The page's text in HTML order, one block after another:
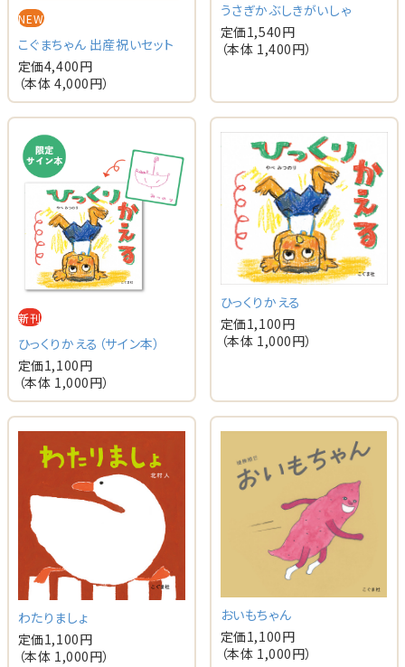
NEW
こぐまちゃん 出産祝いセット
定価4,400円
（本体 4,000円）
うさぎかぶしきがいしゃ
定価1,540円
（本体 1,400円）
新刊
ひっくりかえる（サイン本）
定価1,100円
（本体 1,000円）
ひっくりかえる
定価1,100円
（本体 1,000円）
わたりましょ
定価1,100円
（本体 1,000円）
おいもちゃん
定価1,100円
（本体 1,000円）